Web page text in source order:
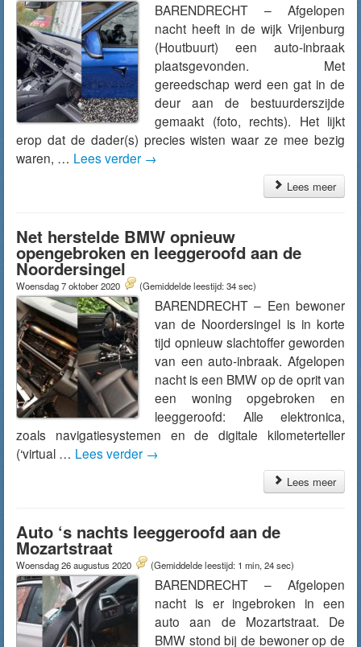
BARENDRECHT – Afgelopen
nacht heeft in de wijk Vrijenburg
(Houtbuurt) een auto-inbraak
plaatsgevonden. Met
gereedschap werd een gat in de
deur aan de bestuurderszijde
gemaakt (foto, rechts). Het lijkt
erop dat de dader(s) precies wisten waar ze mee bezig
waren, … Lees verder →
Lees meer
Net herstelde BMW opnieuw
opengebroken en leeggeroofd aan de
Noordersingel
Woensdag 7 oktober 2020 (Gemiddelde leestijd: 34 sec)
BARENDRECHT – Een bewoner
van de Noordersingel is in korte
tijd opnieuw slachtoffer geworden
van een auto-inbraak. Afgelopen
nacht is een BMW op de oprit van
een woning opgebroken en
leeggeroofd: Alle elektronica,
zoals navigatiesystemen en de digitale kilometerteller
(‘virtual … Lees verder →
Lees meer
Auto ‘s nachts leeggeroofd aan de
Mozartstraat
Woensdag 26 augustus 2020 (Gemiddelde leestijd: 1 min, 24 sec)
BARENDRECHT – Afgelopen
nacht is er ingebroken in een
auto aan de Mozartstraat. De
BMW stond bij de bewoner op de